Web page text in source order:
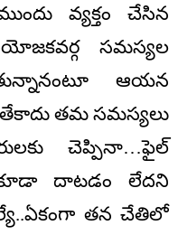
వ్యక్తం చేసిన‌
స‌మ‌స్యల
ఆయ‌న
త‌మ స‌మ‌స్యలు
చెప్పినా…ఫైల్
దాట‌డం లేద‌ని
త‌న చేతిలో